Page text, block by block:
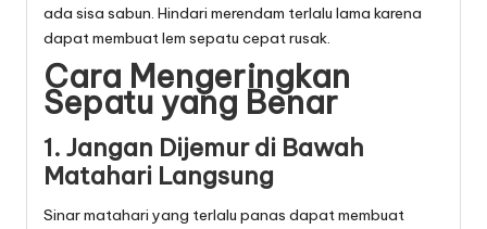
ada sisa sabun. Hindari merendam terlalu lama karena
dapat membuat lem sepatu cepat rusak.
Cara Mengeringkan
Sepatu yang Benar
1. Jangan Dijemur di Bawah
Matahari Langsung
Sinar matahari yang terlalu panas dapat membuat